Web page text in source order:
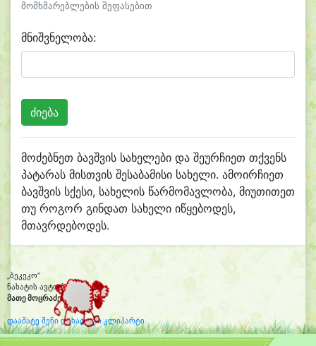
მომხმარებლების შეფასებით
მნიშვნელობა:
მოძებნეთ ბავშვის სახელები და შეურჩიეთ თქვენს
პატარას მისთვის შესაბამისი სახელი. ამოირჩიეთ
ბავშვის სქესი, სახელის წარმომავლობა, მიუთითეთ
თუ როგორ გინდათ სახელი იწყებოდეს,
მთავრდებოდეს.
„ბეკეკო“
ნახატის ავტორი:
მათე მოცრაძე(5 წლის)
დაამატე შენი დახატული კლიპარტი